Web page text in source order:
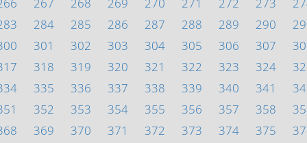
284 285 286 287 288 289 290
301 302 303 304 305 306 307
318 319 320 321 322 323 324
335 336 337 338 339 340 341
352 353 354 355 356 357 358
369 370 371 372 373 374 375